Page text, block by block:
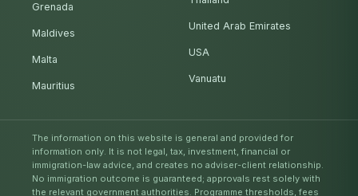
Grenada
Maldives
Malta
Mauritius
United Arab Emirates
USA
Vanuatu
The information on this website is general and provided for
information only. It is not legal, tax, investment, financial or
immigration-law advice, and creates no adviser-client relationship.
No immigration outcome is guaranteed; approvals rest solely with
the relevant government authorities. Programme thresholds, fees